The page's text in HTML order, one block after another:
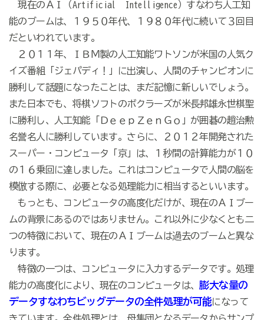
現在のＡＩ（Artificial Intelligence）すなわち人工知
能のブームは、１９５０年代、１９８０年代に続いて３回目
だといわれています。
２０１１年、ＩＢＭ製の人工知能ワトソンが米国の人気ク
イズ番組「ジェパディ！」に出演し、人間のチャンピオンに
勝利して話題になったことは、まだ記憶に新しいでしょう。
また日本でも、将棋ソフトのボクラーズが米長邦雄永世棋聖
に勝利し、人工知能「ＤｅｅｐＺｅｎＧｏ」が囲碁の趙治勲
名誉名人に勝利しています。さらに、２０１２年開発された
スーパー・コンピュータ「京」は、１秒間の計算能力が１０
の１６乗回に達しました。これはコンピュータで人間の脳を
模倣する際に、必要となる処理能力に相当するといいます。
もっとも、コンピュータの高度化だけが、現在のＡＩブー
ムの背景にあるのではありません。これ以外に少なくとも二
つの特徴において、現在のＡＩブームは過去のブームと異な
ります。
特徴の一つは、コンピュータに入力するデータです。処理
能力の高度化により、現在のコンピュータは、膨大な量の
データすなわちビッグデータの全件処理が可能になって